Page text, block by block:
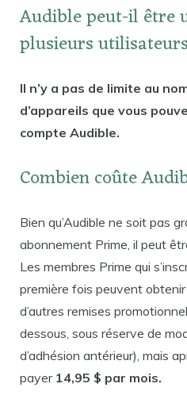
Audible peut-il être
plusieurs
Il n’y a pas de limite au
d’appareils que vous
compte Audible.
Combien coûte
Bien qu’Audible ne soit pas
abonnement Prime, il peut
Les membres Prime qui
première fois peuvent
d’autres remises
dessous, sous réserve de
d’adhésion antérieur), mais
payer 14,95 $ par mois.